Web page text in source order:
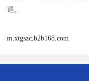
遇。
m.xtgszc.b2b168.com